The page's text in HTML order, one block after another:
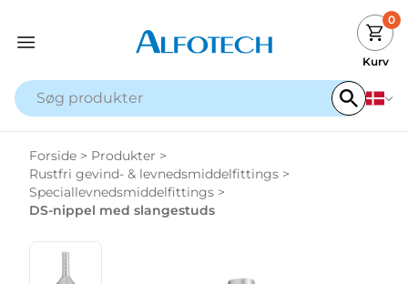
0
Kurv
Forside > Produkter >
Rustfri gevind- & levnedsmiddelfittings >
Speciallevnedsmiddelfittings >
DS-nippel med slangestuds